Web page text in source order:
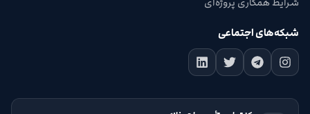
شبکه‌های اجتماعی